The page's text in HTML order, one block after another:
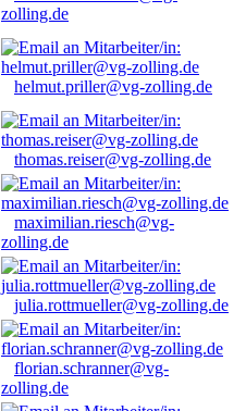
zolling.de
helmut.priller@vg-zolling.de
thomas.reiser@vg-zolling.de
maximilian.riesch@vg-
zolling.de
julia.rottmueller@vg-zolling.de
florian.schranner@vg-
zolling.de